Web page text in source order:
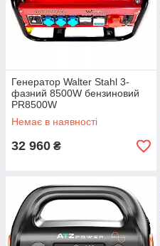
Генератор Walter Stahl 3-
фазний 8500W бензиновий
PR8500W
Немає в наявності
32 960 ₴